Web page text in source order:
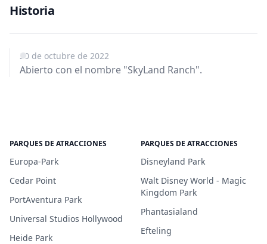
Historia
20 de octubre de 2022
Abierto con el nombre "SkyLand Ranch".
PARQUES DE ATRACCIONES
Europa-Park
Cedar Point
PortAventura Park
Universal Studios Hollywood
Heide Park
PARQUES DE ATRACCIONES
Disneyland Park
Walt Disney World - Magic
Kingdom Park
Phantasialand
Efteling